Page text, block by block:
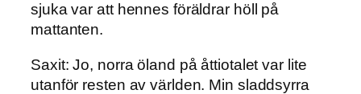
sjuka var att hennes föräldrar höll på
mattanten.
Saxit: Jo, norra öland på åttiotalet var lite
utanför resten av världen. Min sladdsyrra